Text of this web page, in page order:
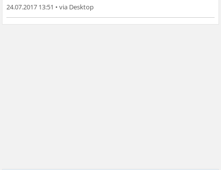
24.07.2017 13:51 •